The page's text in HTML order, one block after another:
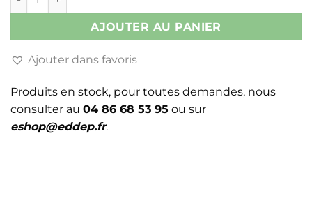
AJOUTER AU PANIER
Ajouter dans favoris
Produits en stock, pour toutes demandes, nous
consulter au 04 86 68 53 95 ou sur
eshop@eddep.fr.